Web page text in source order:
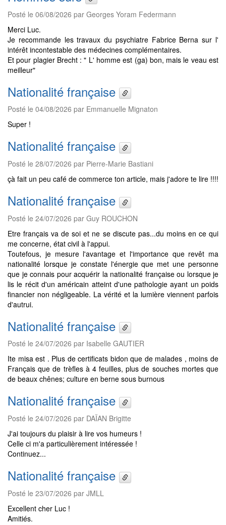
Posté le 06/08/2026 par Georges Yoram Federmann
Merci Luc.
Je recommande les travaux du psychiatre Fabrice Berna sur l'
intérêt incontestable des médecines complémentaires.
Et pour plagier Brecht : " L' homme est (ga) bon, mais le veau est
meilleur"
Nationalité française
Posté le 04/08/2026 par Emmanuelle Mignaton
Super !
Nationalité française
Posté le 28/07/2026 par Pierre-Marie Bastiani
çà fait un peu café de commerce ton article, mais j'adore te lire !!!!
Nationalité française
Posté le 24/07/2026 par Guy ROUCHON
Etre français va de soi et ne se discute pas...du moins en ce qui
me concerne, état civil à l'appui.
Toutefous, je mesure l'avantage et l'importance que revêt ma
nationalité lorsque je constate l'énergie que met une personne
que je connais pour acquérir la nationalité française ou lorsque je
lis le récit d'un américain atteint d'une pathologie ayant un poids
financier non négligeable. La vérité et la lumière viennent parfois
d'autrui.
Nationalité française
Posté le 24/07/2026 par Isabelle GAUTIER
Ite misa est . Plus de certificats bidon que de malades , moins de
Français que de trèfles à 4 feuilles, plus de souches mortes que
de beaux chênes; culture en berne sous burnous
Nationalité française
Posté le 24/07/2026 par DAÏAN Brigitte
J'ai toujours du plaisir à lire vos humeurs !
Celle ci m'a particulièrement intéressée !
Continuez...
Nationalité française
Posté le 23/07/2026 par JMLL
Excellent cher Luc !
Amitiés.